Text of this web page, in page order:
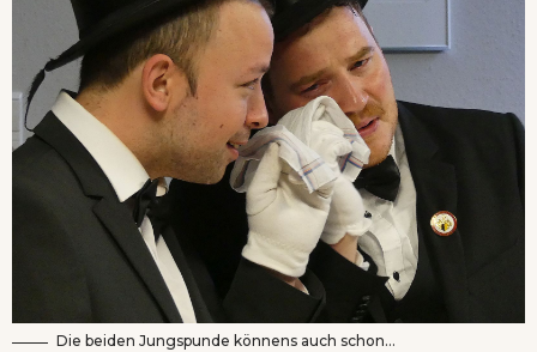
Die beiden Jungspunde könnens auch schon…